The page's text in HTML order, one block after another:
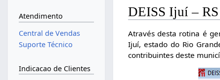
DEISS Ijuí – RS
Através desta rotina é
Ijuí, estado do Rio
contribuintes deste
Atendimento
Central de Vendas
Suporte Técnico
Indicacao de Clientes